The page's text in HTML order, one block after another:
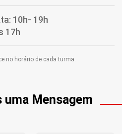
10h- 19h
17h
no horário de cada turma.
uma Mensagem